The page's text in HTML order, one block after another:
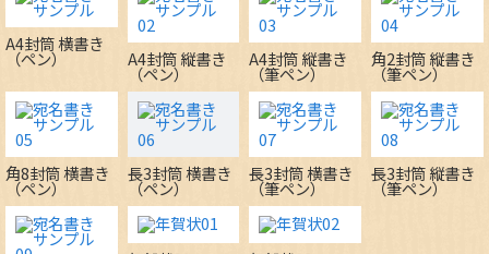
A4封筒 横書き
（ペン） A4封筒 縦書き
（ペン）
A4封筒 縦書き
（筆ペン）
角2封筒 縦書き
（筆ペン）
角8封筒 横書き
（ペン）
長3封筒 横書き
（ペン）
長3封筒 横書き
（筆ペン）
長3封筒 縦書き
（筆ペン）